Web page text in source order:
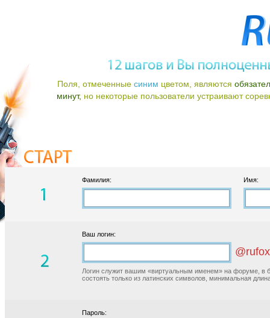
Поля, отмеченные синим цветом, являются
минут, но некоторые пользователи устраивают
Фамилия: Имя:
Ваш логин:
Логин служит вашим «виртуальным именем» на форуме, в
состоять только из латинских символов, минимальная
Пароль: